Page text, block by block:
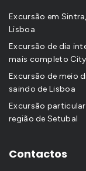
Excursão em
Lisboa
Excursão de dia
mais completo
Excursão de meio
saindo de Lisboa
Excursão
região de Setubal
Contactos